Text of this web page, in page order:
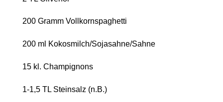
200 Gramm Vollkornspaghetti
200 ml Kokosmilch/Sojasahne/Sahne
15 kl. Champignons
1-1,5 TL Steinsalz (n.B.)